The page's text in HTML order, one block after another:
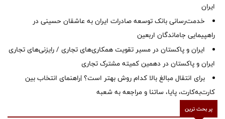
ایران
خدمت‌رسانی بانک توسعه صادرات ایران به عاشقان حسینی در
راهپیمایی جاماندگان اربعین
ایران و پاکستان در مسیر تقویت همکاری‌های تجاری / رایزنی‌های تجاری
ایران و پاکستان در دهمین کمیته مشترک تجاری
برای انتقال مبالغ بالا کدام روش بهتر است؟ |راهنمای انتخاب بین
کارت‌به‌کارت، پایا، ساتنا و مراجعه به شعبه
پر بحث ترین